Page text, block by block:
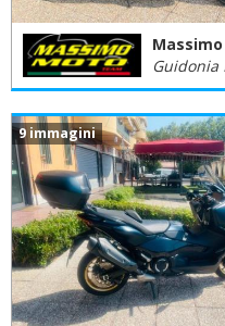
Guidonia
9 immagini